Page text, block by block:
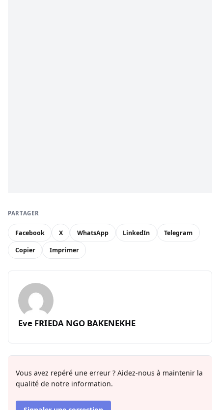
PARTAGER
Facebook X WhatsApp LinkedIn Telegram
Copier Imprimer
Eve FRIEDA NGO BAKENEKHE
Vous avez repéré une erreur ? Aidez-nous à maintenir la
qualité de notre information.